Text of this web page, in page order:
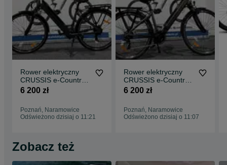
Rower elektryczny
CRUSSIS e-Country
1.13 - 19" (612 Wh)
6 200 zł
Poznań, Naramowice
Odświeżono dzisiaj o 11:21
Rower elektryczny
CRUSSIS e-Country
1.13 - 17" (612 Wh)
6 200 zł
Poznań, Naramowice
Odświeżono dzisiaj o 11:07
Zobacz też